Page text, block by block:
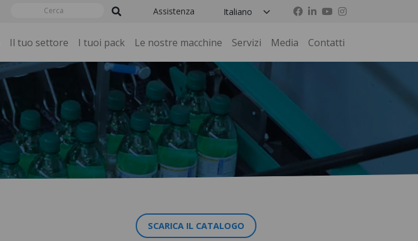
Assistenza
Il tuo settore I tuoi pack Le nostre macchine Servizi Media Contatti
SCARICA IL CATALOGO